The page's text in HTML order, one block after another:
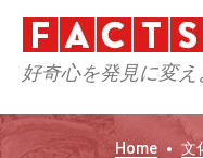
好奇心を発見に変え
Home 文